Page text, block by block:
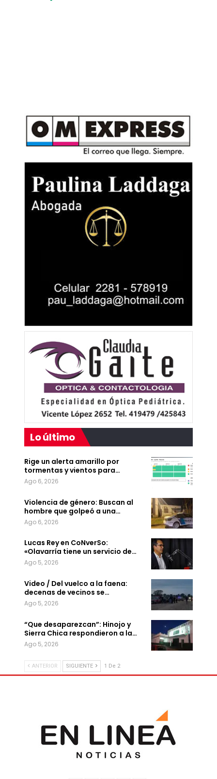
Lo último
Rige un alerta amarillo por
tormentas y vientos para…
Ago 6, 2026
Violencia de género: Buscan al
hombre que golpeó a una…
Ago 6, 2026
Lucas Rey en CoNverSo:
«Olavarría tiene un servicio de…
Ago 5, 2026
Video / Del vuelco a la faena:
decenas de vecinos se…
Ago 5, 2026
“Que desaparezcan”: Hinojo y
Sierra Chica respondieron a la…
Ago 5, 2026
ANTERIOR SIGUIENTE 1 De 2